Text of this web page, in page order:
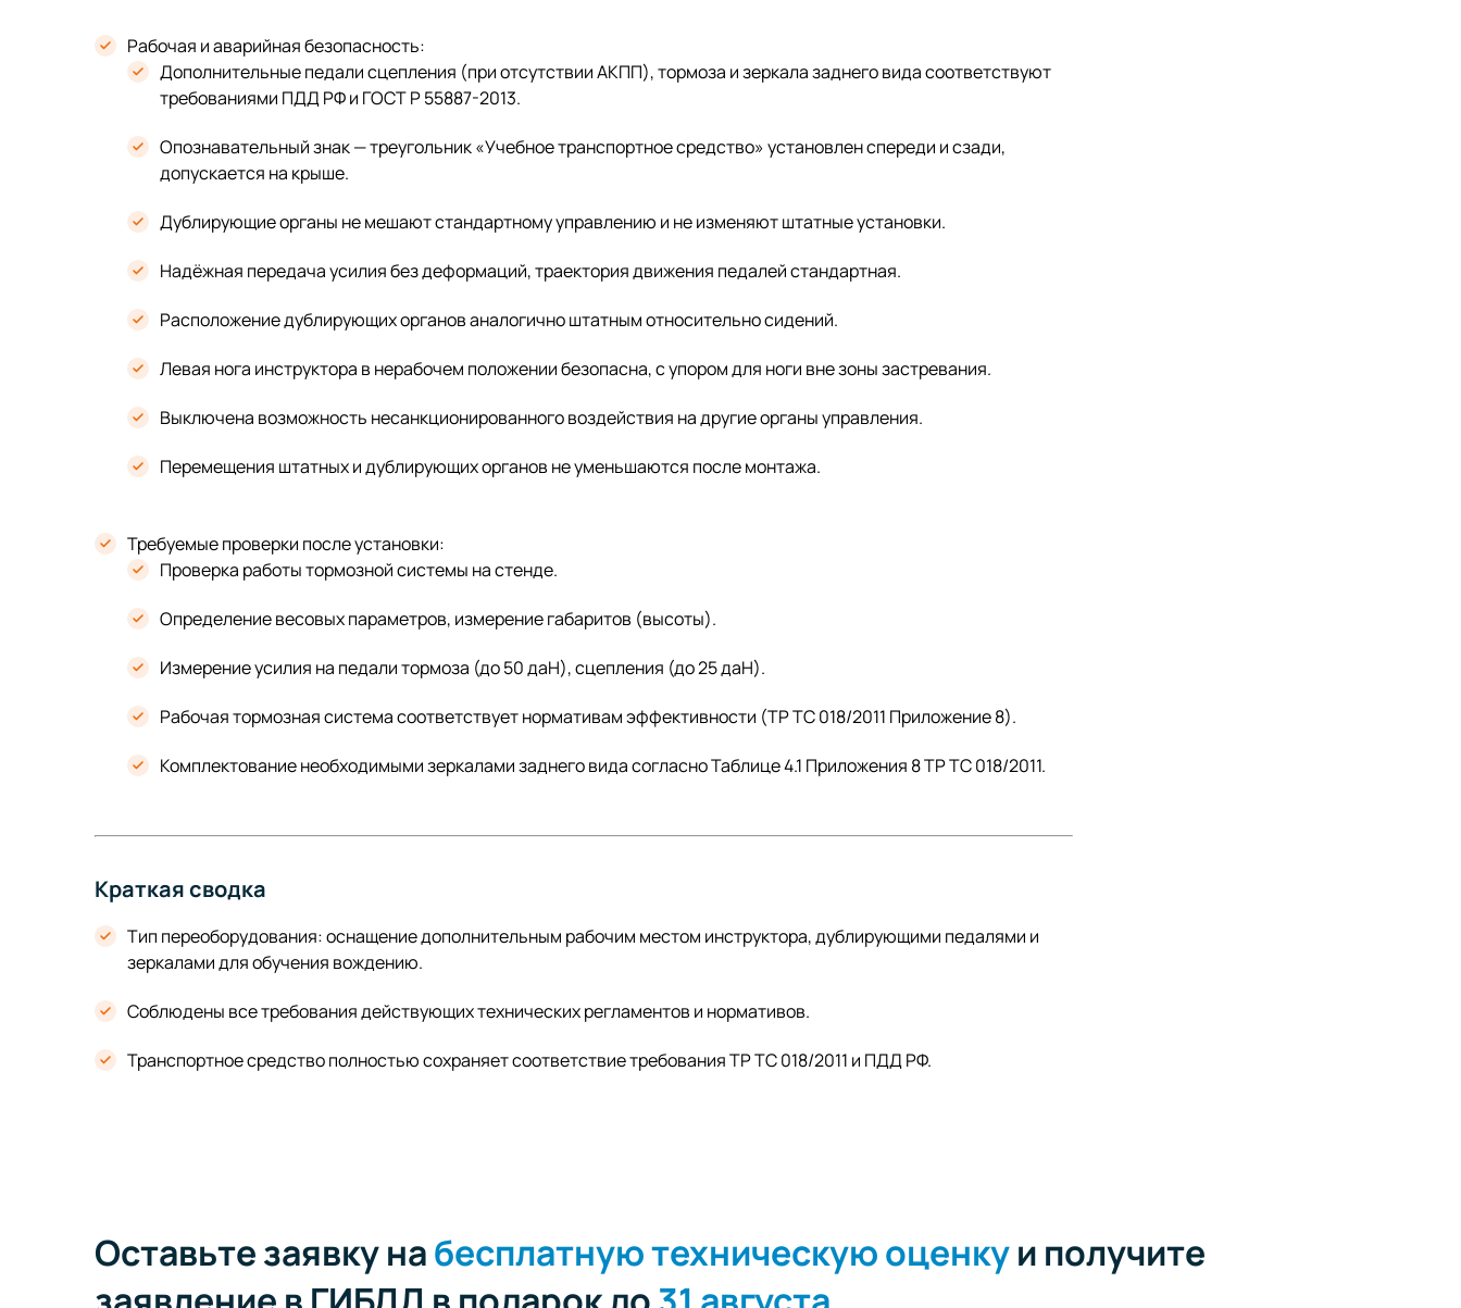
Рабочая и аварийная безопасность:
Дополнительные педали сцепления (при отсутствии АКПП), тормоза и зеркала заднего вида соответствуют
требованиями ПДД РФ и ГОСТ Р 55887-2013.
Опознавательный знак — треугольник «Учебное транспортное средство» установлен спереди и сзади,
допускается на крыше.
Дублирующие органы не мешают стандартному управлению и не изменяют штатные установки.
Надёжная передача усилия без деформаций, траектория движения педалей стандартная.
Расположение дублирующих органов аналогично штатным относительно сидений.
Левая нога инструктора в нерабочем положении безопасна, с упором для ноги вне зоны застревания.
Выключена возможность несанкционированного воздействия на другие органы управления.
Перемещения штатных и дублирующих органов не уменьшаются после монтажа.
Требуемые проверки после установки:
Проверка работы тормозной системы на стенде.
Определение весовых параметров, измерение габаритов (высоты).
Измерение усилия на педали тормоза (до 50 даН), сцепления (до 25 даН).
Рабочая тормозная система соответствует нормативам эффективности (ТР ТС 018/2011 Приложение 8).
Комплектование необходимыми зеркалами заднего вида согласно Таблице 4.1 Приложения 8 ТР ТС 018/2011.
Краткая сводка
Тип переоборудования: оснащение дополнительным рабочим местом инструктора, дублирующими педалями и
зеркалами для обучения вождению.
Соблюдены все требования действующих технических регламентов и нормативов.
Транспортное средство полностью сохраняет соответствие требования ТР ТС 018/2011 и ПДД РФ.
Оставьте заявку набесплатную техническую оценкуи получите